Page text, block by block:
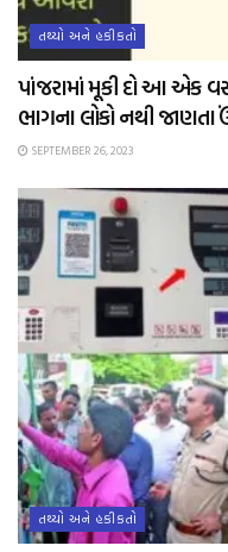
તથ્યો અને હકીકતો
પાંજરામાં મૂકી દો આ એક
ભાગના લોકો નથી જાણતા
SEPTEMBER 26, 2023
તથ્યો અને હકીકતો